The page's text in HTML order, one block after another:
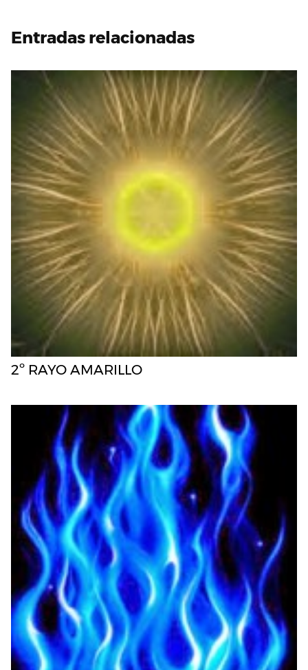
Entradas relacionadas
2º RAYO AMARILLO